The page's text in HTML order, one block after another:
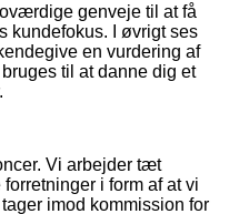
genveje til at få
kundefokus. I øvrigt ses
en vurdering af
til at danne dig et
Vi arbejder tæt
i form af at vi
imod kommission for